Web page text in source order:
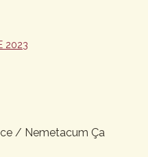
2023
/ Nemetacum Ça